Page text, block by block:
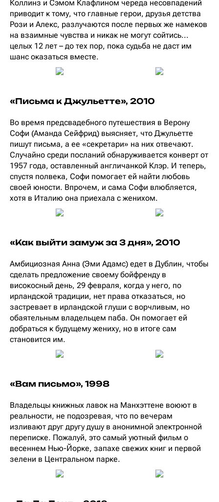
Коллинз и Сэмом Клафлином череда несовпадений
приводит к тому, что главные герои, друзья детства
Рози и Алекс, разлучаются после первых же намеков
на взаимные чувства и никак не могут сойтись...
целых 12 лет – до тех пор, пока судьба не даст им
шанс оказаться вместе.
«Письма к Джульетте», 2010
Во время предсвадебного путешествия в Верону
Софи (Аманда Сейфрид) выясняет, что Джульетте
пишут письма, а ее «секретари» на них отвечают.
Случайно среди посланий обнаруживается конверт от
1957 года, оставленный англичанкой Клэр. И теперь,
спустя полвека, Софи помогает ей найти любовь
своей юности. Впрочем, и сама Софи влюбляется,
хотя в Италию она приехала с женихом.
«Как выйти замуж за 3 дня», 2010
Амбициозная Анна (Эми Адамс) едет в Дублин, чтобы
сделать предложение своему бойфренду в
високосный день, 29 февраля, когда у него, по
ирландской традиции, нет права отказаться, но
застревает в ирландской глуши с ворчливым, но
обаятельным владельцем паба. Он помогает ей
добраться к будущему жениху, но в итоге сам
становится им.
«Вам письмо», 1998
Владельцы книжных лавок на Манхэттене воюют в
реальности, не подозревая, что по вечерам
изливают друг другу душу в анонимной электронной
переписке. Пожалуй, это самый уютный фильм о
весеннем Нью-Йорке, запахе свежих книг и первой
зелени в Центральном парке.